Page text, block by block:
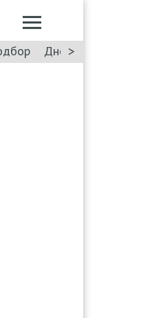
Дневник: Лада Искра
>